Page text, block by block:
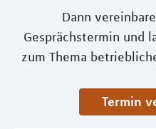
Dann
Gesprächstermin und
zum Thema
Termin